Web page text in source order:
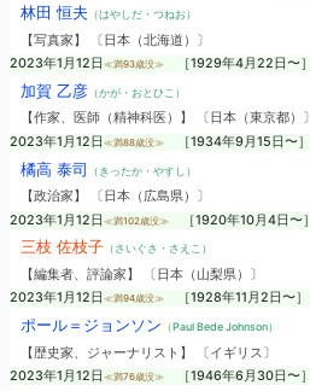
林田 恒夫 （はやしだ・つねお）
【写真家】 〔日本（北海道）〕
2023年1月12日 ≪満93歳没≫ ［1929年4月22日〜］
加賀 乙彦（かが・おとひこ）
【作家、医師（精神科医）】 〔日本（東京都）〕
2023年1月12日 ≪満88歳没≫ ［1934年9月15日〜］
橘高 泰司 （きったか・やすし）
【政治家】 〔日本（広島県）〕
2023年1月12日 ≪満102歳没≫ ［1920年10月4日〜］
三枝 佐枝子（さいぐさ・さえこ）
【編集者、評論家】 〔日本（山梨県）〕
2023年1月12日 ≪満94歳没≫ ［1928年11月2日〜］
ポール＝ジョンソン （Paul Bede Johnson）
【歴史家、ジャーナリスト】 〔イギリス〕
2023年1月12日 ≪満76歳没≫ ［1946年6月30日〜］